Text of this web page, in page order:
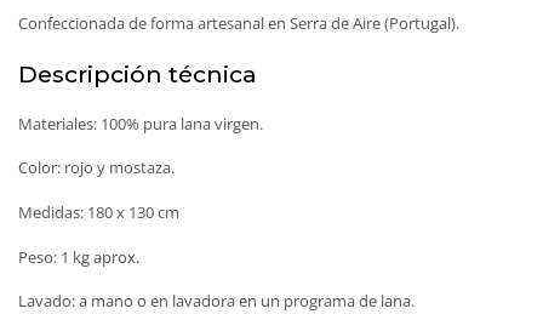
Confeccionada de forma artesanal en Serra de Aire (Portugal).
Descripción técnica
Materiales: 100% pura lana virgen.
Color: rojo y mostaza.
Medidas: 180 x 130 cm
Peso: 1 kg aprox.
Lavado: a mano o en lavadora en un programa de lana.